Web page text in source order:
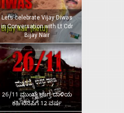
Lets celebrate Vijay Diwas
in Conversation with Lt Cdr
Bijay Nair
26/11 ಮುಂಬೈ ಉಗ್ರ ದಾಳಿಯ
ಕಹಿ ನೆನಪಿಗೆ 12 ವರ್ಷ